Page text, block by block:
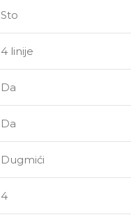
Sto
4 linije
Da
Da
Dugmići
4